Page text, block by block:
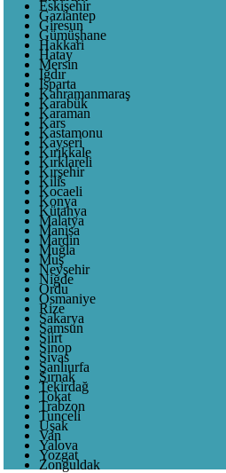
Eskişehir
Gaziantep
Giresun
Gümüşhane
Hakkari
Hatay
Mersin
Iğdır
Isparta
Kahramanmaraş
Karabük
Karaman
Kars
Kastamonu
Kayseri
Kırıkkale
Kırklareli
Kırşehir
Kilis
Kocaeli
Konya
Kütahya
Malatya
Manisa
Mardin
Muğla
Muş
Nevşehir
Niğde
Ordu
Osmaniye
Rize
Sakarya
Samsun
Siirt
Sinop
Sivas
Şanlıurfa
Şırnak
Tekirdağ
Tokat
Trabzon
Tunceli
Uşak
Van
Yalova
Yozgat
Zonguldak